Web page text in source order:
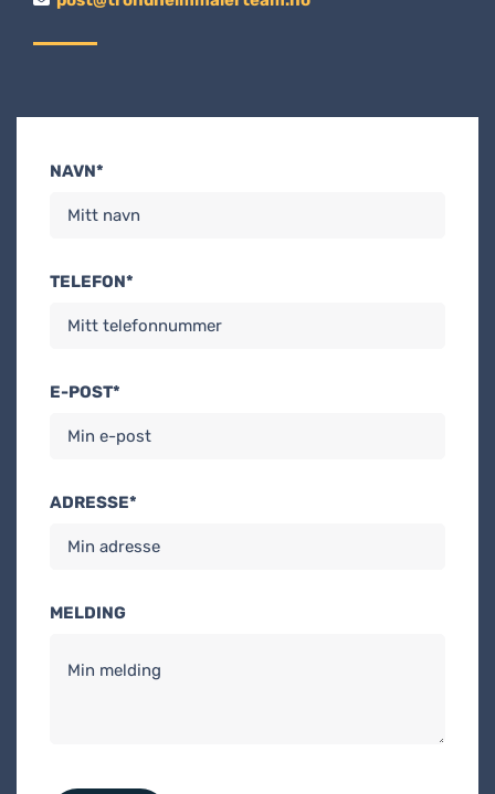
NAVN*
TELEFON*
E-POST*
ADRESSE*
MELDING